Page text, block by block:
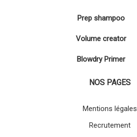
Prep shampoo
Volume creator
Blowdry Primer
NOS PAGES
Mentions légales
Recrutement